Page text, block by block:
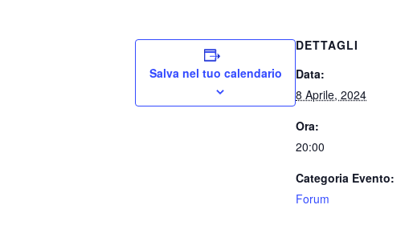
Salva nel tuo calendario
DETTAGLI
Data:
8 Aprile, 2024
Ora:
20:00
Categoria Evento:
Forum